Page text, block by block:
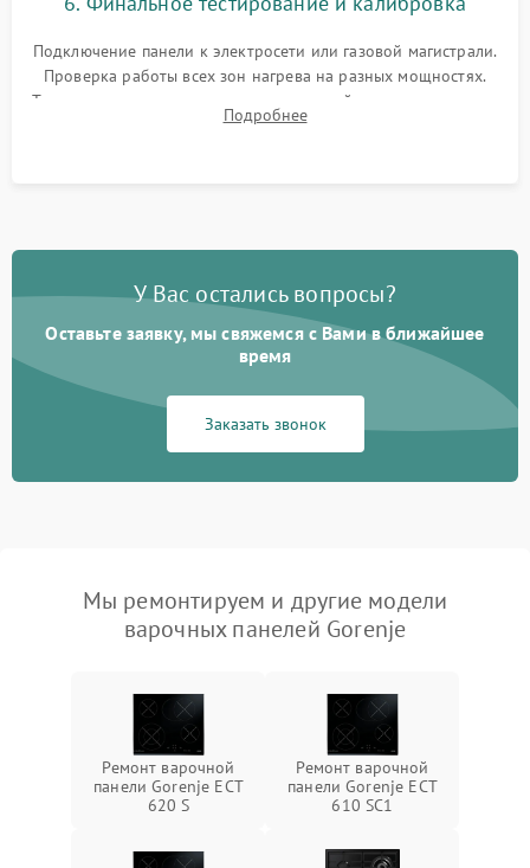
Подключение панели к электросети или газовой магистрали.
Проверка работы всех зон нагрева на разных мощностях.
Тестирование сенсорного управления, таймера, индикаторов
остаточного тепла и систем защиты от перегрева.
Подробнее
У Вас остались вопросы?
Оставьте заявку, мы свяжемся с Вами в ближайшее
время
Заказать звонок
Мы ремонтируем и другие модели
варочных панелей Gorenje
Ремонт варочной
панели Gorenje ECT
620 S
Ремонт варочной
панели Gorenje ECT
610 SC1